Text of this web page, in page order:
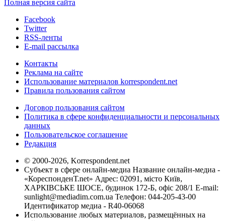
Полная версия сайта
Facebook
Twitter
RSS-ленты
E-mail рассылка
Контакты
Реклама на сайте
Использование материалов korrespondent.net
Правила пользования сайтом
Договор пользования сайтом
Политика в сфере конфиденциальности и персональных
данных
Пользовательское соглашение
Редакция
© 2000-2026, Korrespondent.net
Субъект в сфере онлайн-медиа Название онлайн-медиа -
«КореспонденТ.net» Адрес: 02091, місто Київ,
ХАРКІВСЬКЕ ШОСЕ, будинок 172-Б, офіс 208/1 E-mail:
sunlight@mediadim.com.ua Телефон: 044-205-43-00
Идентификатор медиа - R40-06068
Использование любых материалов, размещённых на